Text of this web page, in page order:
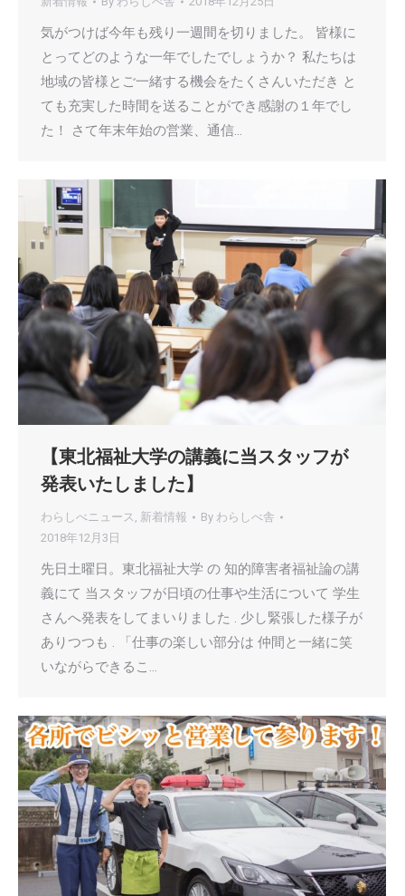
気がつけば今年も残り一週間を切りました。 皆様に
とってどのような一年でしたでしょうか？ 私たちは
地域の皆様とご一緒する機会をたくさんいただき と
ても充実した時間を送ることができ感謝の１年でし
た！ さて年末年始の営業、通信…
【東北福祉大学の講義に当スタッフが
発表いたしました】
わらしべニュース , 新着情報 By わらしべ舎
2018年12月3日
先日土曜日。東北福祉大学 の 知的障害者福祉論の講
義にて 当スタッフが日頃の仕事や生活について 学生
さんへ発表をしてまいりました . 少し緊張した様子が
ありつつも . 「仕事の楽しい部分は 仲間と一緒に笑
いながらできるこ…